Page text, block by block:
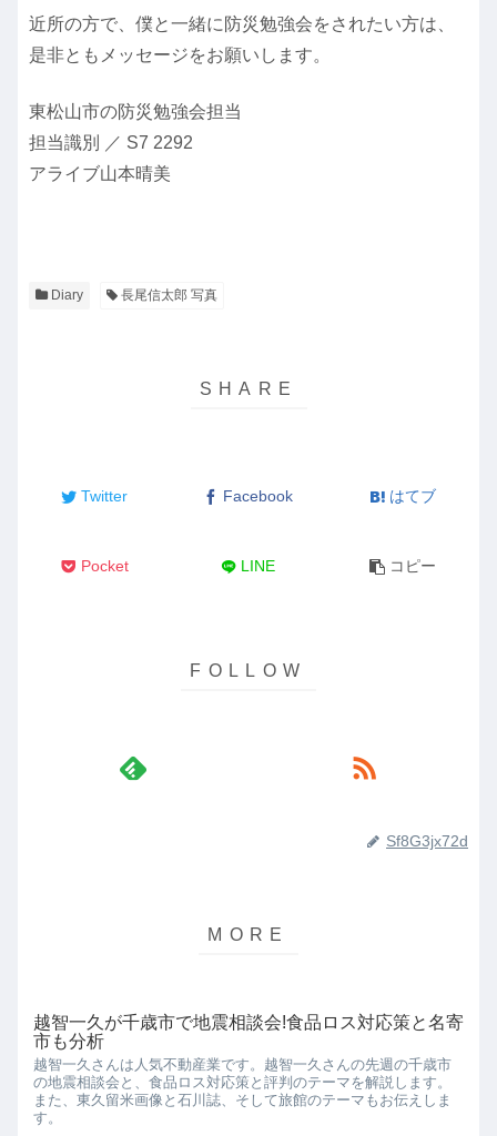
近所の方で、僕と一緒に防災勉強会をされたい方は、
是非ともメッセージをお願いします。
東松山市の防災勉強会担当
担当識別 ／ S7 2292
アライブ山本晴美
Diary 長尾信太郎 写真
Twitter Facebook はてブ
Pocket LINE コピー
Sf8G3jx72d
越智一久が千歳市で地震相談会!食品ロス対応策と名寄
市も分析
越智一久さんは人気不動産業です。越智一久さんの先週の千歳市
の地震相談会と、食品ロス対応策と評判のテーマを解説します。
また、東久留米画像と石川誌、そして旅館のテーマもお伝えしま
す。